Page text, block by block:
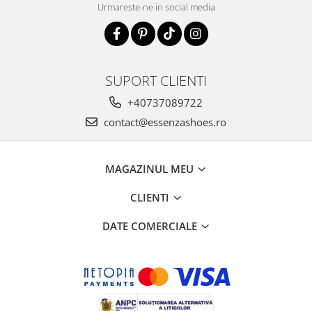
Urmareste-ne in social media
SUPORT CLIENTI
+40737089722
contact@essenzashoes.ro
MAGAZINUL MEU
CLIENTI
DATE COMERCIALE